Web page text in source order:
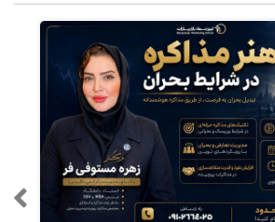
ایجاد برند رهبری در سازمان
برند رهبری در سازمان
رهبران بر اساس برند
در برند رهبری در سازمان